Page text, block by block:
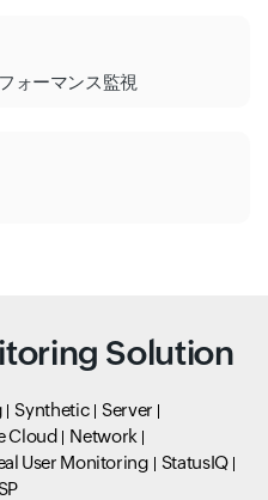
ォーマンス監視
Solution
Synthetic
Server
Cloud
Network
User Monitoring
StatusIQ